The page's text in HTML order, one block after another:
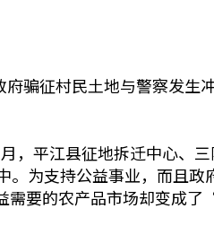
骗征村民土地与警察发生
，平江县征地拆迁中心、
。为支持公益事业，而且政
需要的农产品市场却变成